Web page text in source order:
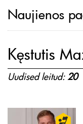
Naujienos
Kęstutis
Uudised leitud:20